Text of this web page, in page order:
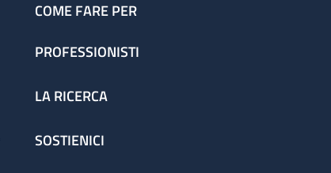
COME FARE PER
PROFESSIONISTI
LA RICERCA
SOSTIENICI